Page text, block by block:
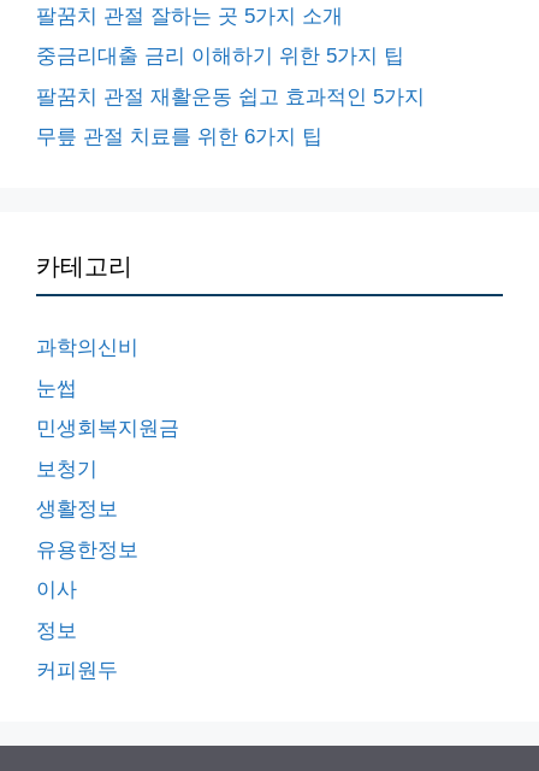
팔꿈치 관절 잘하는 곳 5가지 소개
중금리대출 금리 이해하기 위한 5가지 팁
팔꿈치 관절 재활운동 쉽고 효과적인 5가지
무릎 관절 치료를 위한 6가지 팁
카테고리
과학의신비
눈썹
민생회복지원금
보청기
생활정보
유용한정보
이사
정보
커피원두